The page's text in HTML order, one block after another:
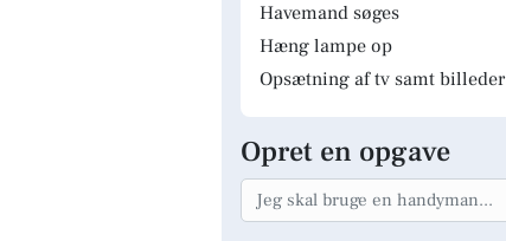
Havemand søges
Hæng lampe op
Opsætning af tv samt billeder
Opret en opgave